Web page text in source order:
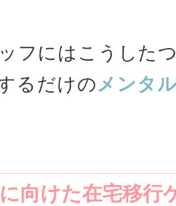
フにはこうした
るだけのメンタ
向けた在宅移行